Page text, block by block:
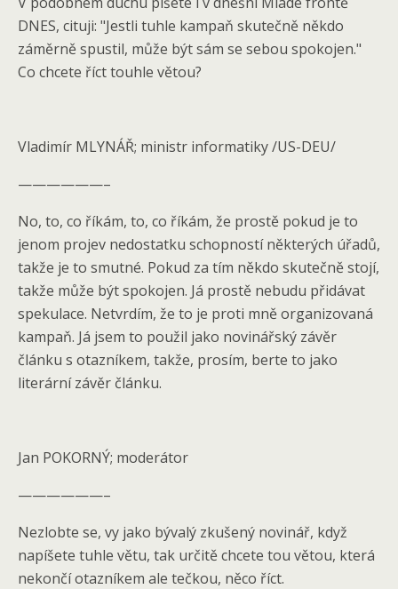
DNES, cituji: "Jestli tuhle kampaň skutečně někdo
záměrně spustil, může být sám se sebou spokojen."
Co chcete říct touhle větou?
Vladimír MLYNÁŘ; ministr informatiky /US-DEU/
——————–
No, to, co říkám, to, co říkám, že prostě pokud je to
jenom projev nedostatku schopností některých úřadů,
takže je to smutné. Pokud za tím někdo skutečně stojí,
takže může být spokojen. Já prostě nebudu přidávat
spekulace. Netvrdím, že to je proti mně organizovaná
kampaň. Já jsem to použil jako novinářský závěr
článku s otazníkem, takže, prosím, berte to jako
literární závěr článku.
Jan POKORNÝ; moderátor
——————–
Nezlobte se, vy jako bývalý zkušený novinář, když
napíšete tuhle větu, tak určitě chcete tou větou, která
nekončí otazníkem ale tečkou, něco říct.